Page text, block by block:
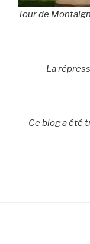
Tour de
La
Ce blog a été